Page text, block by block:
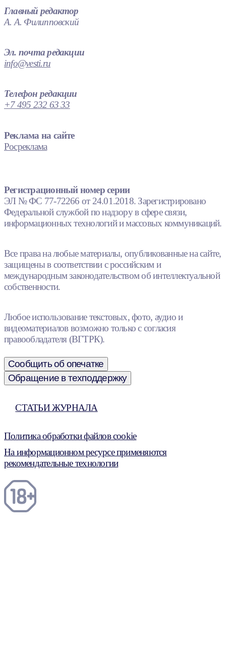
Главный редактор
А. А. Филипповский
Эл. почта редакции
info@vesti.ru
Телефон редакции
+7 495 232 63 33
Реклама на сайте
Росреклама
Регистрационный номер серии
ЭЛ № ФС 77-72266 от 24.01.2018. Зарегистрировано
Федеральной службой по надзору в сфере связи,
информационных технологий и массовых коммуникаций.
Все права на любые материалы, опубликованные на сайте,
защищены в соответствии с российским и
международным законодательством об интеллектуальной
собственности.
Любое использование текстовых, фото, аудио и
видеоматериалов возможно только с согласия
правообладателя (ВГТРК).
Сообщить об опечатке
Обращение в техподдержку
СТАТЬИ ЖУРНАЛА
Политика обработки файлов cookie
На информационном ресурсе применяются
рекомендательные технологии